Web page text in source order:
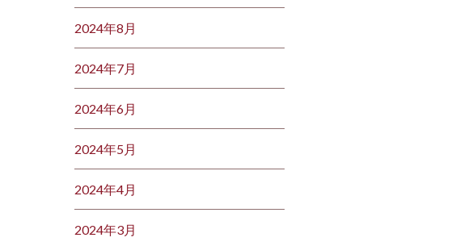
2024年8月
2024年7月
2024年6月
2024年5月
2024年4月
2024年3月